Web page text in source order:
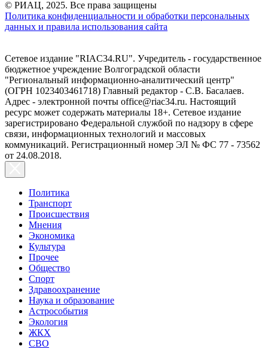
© РИАЦ, 2025. Все права защищены
Политика конфиденциальности и обработки персональных
данных и правила использования сайта
Сетевое издание "RIAC34.RU". Учредитель - государственное
бюджетное учреждение Волгоградской области
"Региональный информационно-аналитический центр"
(ОГРН 1023403461718) Главный редактор - С.В. Басалаев.
Адрес - электронной почты office@riac34.ru. Настоящий
ресурс может содержать материалы 18+. Сетевое издание
зарегистрировано Федеральной службой по надзору в сфере
связи, информационных технологий и массовых
коммуникаций. Регистрационный номер ЭЛ № ФС 77 - 73562
от 24.08.2018.
Политика
Транспорт
Происшествия
Мнения
Экономика
Культура
Прочее
Общество
Спорт
Здравоохранение
Наука и образование
Астрособытия
Экология
ЖКХ
СВО